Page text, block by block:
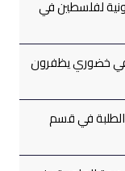
لفلسطين في
في خضوري يظفرون
في قسم